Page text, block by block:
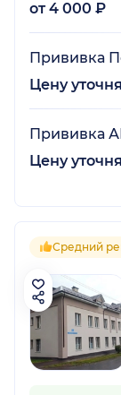
от 4 000 ₽
Прививка
Цену
Прививка
Цену
Средний